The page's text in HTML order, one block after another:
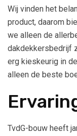
Wij vinden het
product, daarom
we alleen de
dakdekkersbedrijf
erg kieskeurig in
alleen de beste
TvdG-bouw heeft